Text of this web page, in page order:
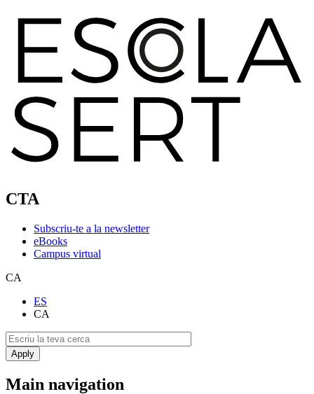
CTA
Subscriu-te a la newsletter
eBooks
Campus virtual
CA
ES
CA
Main navigation